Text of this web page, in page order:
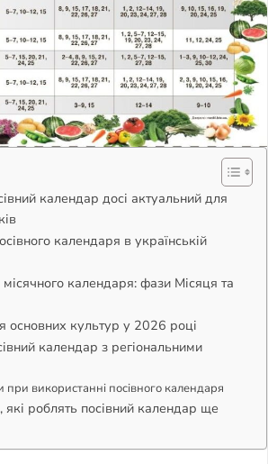
календар досі актуальний для
календаря в українській
календаря: фази Місяця та
основних культур у 2026 році
календар з регіональними
при використанні посівного календаря
які роблять посівний календар ще